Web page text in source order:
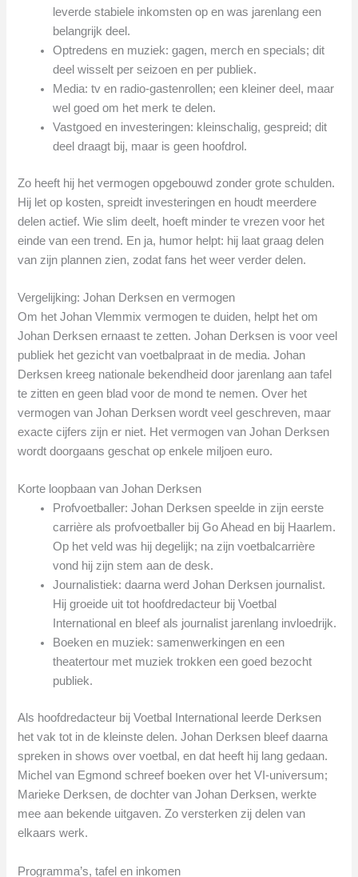
leverde stabiele inkomsten op en was jarenlang een
belangrijk deel.
Optredens en muziek: gagen, merch en specials; dit
deel wisselt per seizoen en per publiek.
Media: tv en radio-gastenrollen; een kleiner deel, maar
wel goed om het merk te delen.
Vastgoed en investeringen: kleinschalig, gespreid; dit
deel draagt bij, maar is geen hoofdrol.
Zo heeft hij het vermogen opgebouwd zonder grote schulden.
Hij let op kosten, spreidt investeringen en houdt meerdere
delen actief. Wie slim deelt, hoeft minder te vrezen voor het
einde van een trend. En ja, humor helpt: hij laat graag delen
van zijn plannen zien, zodat fans het weer verder delen.
Vergelijking: Johan Derksen en vermogen
Om het Johan Vlemmix vermogen te duiden, helpt het om
Johan Derksen ernaast te zetten. Johan Derksen is voor veel
publiek het gezicht van voetbalpraat in de media. Johan
Derksen kreeg nationale bekendheid door jarenlang aan tafel
te zitten en geen blad voor de mond te nemen. Over het
vermogen van Johan Derksen wordt veel geschreven, maar
exacte cijfers zijn er niet. Het vermogen van Johan Derksen
wordt doorgaans geschat op enkele miljoen euro.
Korte loopbaan van Johan Derksen
Profvoetballer: Johan Derksen speelde in zijn eerste
carrière als profvoetballer bij Go Ahead en bij Haarlem.
Op het veld was hij degelijk; na zijn voetbalcarrière
vond hij zijn stem aan de desk.
Journalistiek: daarna werd Johan Derksen journalist.
Hij groeide uit tot hoofdredacteur bij Voetbal
International en bleef als journalist jarenlang invloedrijk.
Boeken en muziek: samenwerkingen en een
theatertour met muziek trokken een goed bezocht
publiek.
Als hoofdredacteur bij Voetbal International leerde Derksen
het vak tot in de kleinste delen. Johan Derksen bleef daarna
spreken in shows over voetbal, en dat heeft hij lang gedaan.
Michel van Egmond schreef boeken over het VI-universum;
Marieke Derksen, de dochter van Johan Derksen, werkte
mee aan bekende uitgaven. Zo versterken zij delen van
elkaars werk.
Programma’s, tafel en inkomen